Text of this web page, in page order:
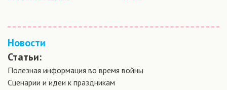
Новости
Статьи:
Полезная информация во время войны
Сценарии и идеи к праздникам